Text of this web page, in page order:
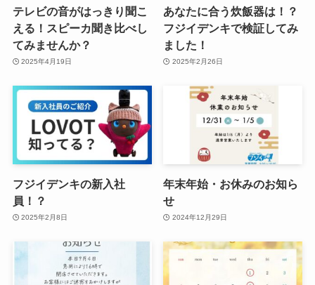
テレビの音がはっきり聞こ
える！スピーカ聞き比べし
てみませんか？
2025年4月19日
あなたに合う炊飯器は！？
フジイデンキで検証してみ
ました！
2025年2月26日
フジイデンキの新入社
員！？
2025年2月8日
年末年始・お休みのお知ら
せ
2024年12月29日